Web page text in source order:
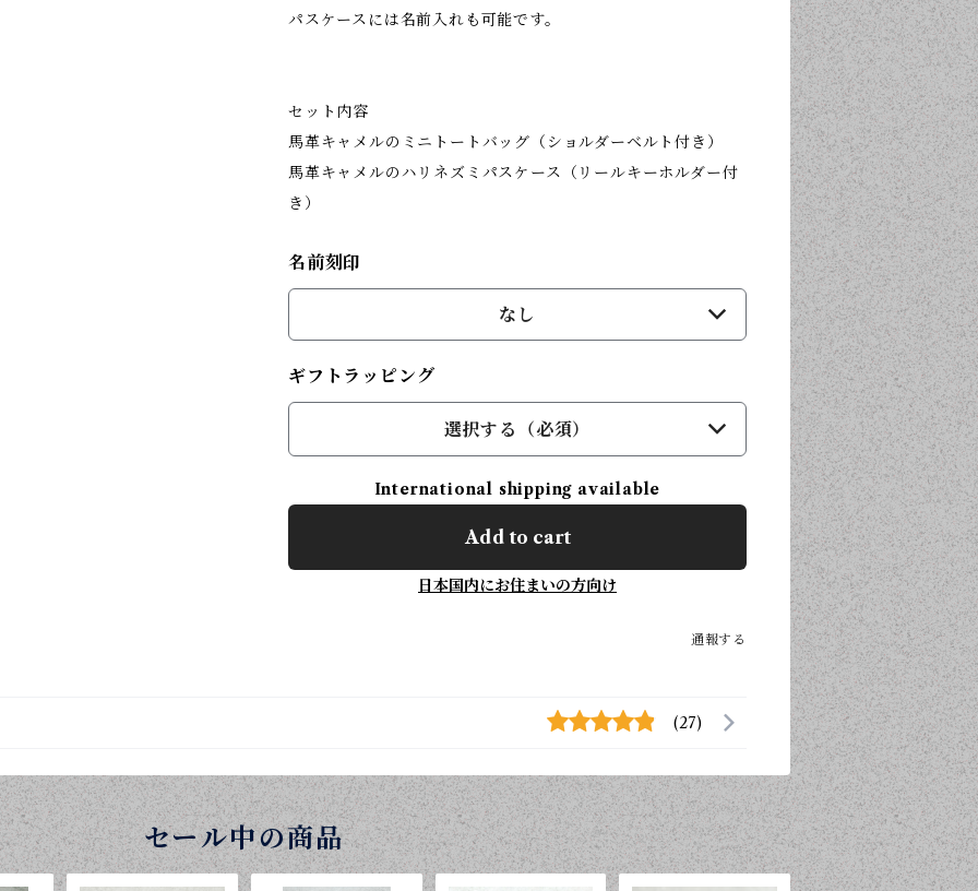
パスケースには名前入れも可能です。
セット内容
馬革キャメルのミニトートバッグ（ショルダーベルト付き）
馬革キャメルのハリネズミパスケース（リールキーホルダー付
き）
名前刻印
なし
ギフトラッピング
選択する（必須）
International shipping available
Add to cart
日本国内にお住まいの方向け
通報する
(27)
セール中の商品